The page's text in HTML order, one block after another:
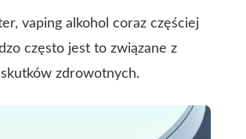
vaping alkohol coraz częściej
często jest to związane z
zdrowotnych.